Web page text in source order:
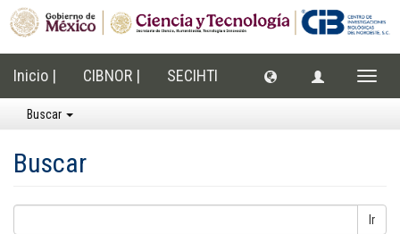
Inicio | CIBNOR | SECIHTI
Buscar
Buscar
Ir